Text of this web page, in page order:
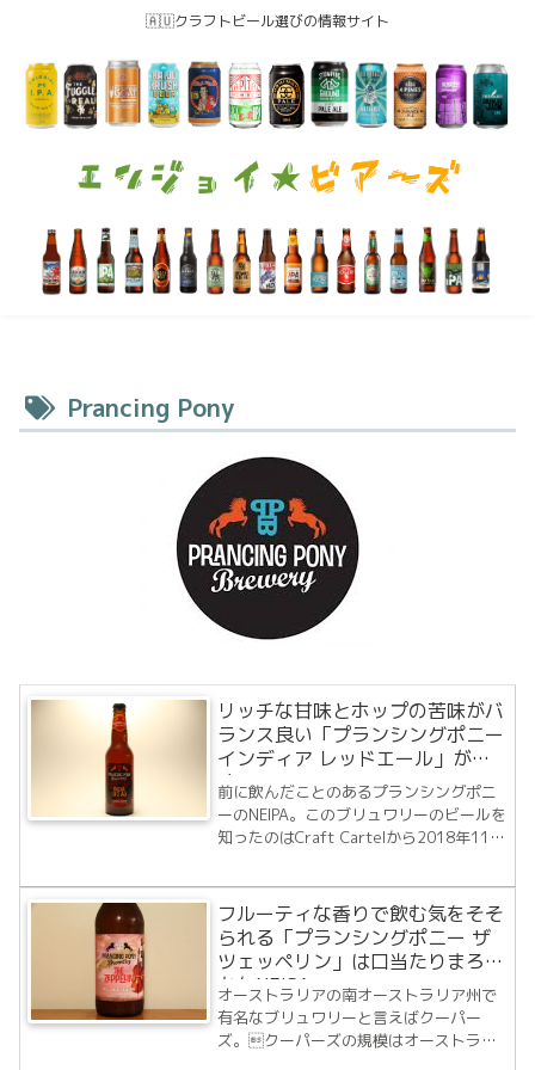
🇦🇺クラフトビール選びの情報サイト
Prancing Pony
リッチな甘味とホップの苦味がバ
ランス良い「プランシングポニー
インディア レッドエール」が美
味い！
前に飲んだことのあるプランシングポニ
ーのNEIPA。このブリュワリーのビールを
知ったのはCraft Cartelから2018年11月
てきたことからでした。私好みの味わい
でボトルショップにいった際に他のビー
ルがないかどうか探して...
フルーティな香りで飲む気をそそ
られる「プランシングポニー ザ
ツェッペリン」は口当たりまろや
かなNEIPA
オーストラリアの南オーストラリア州で
有名なブリュワリーと言えばクーパー
ズ。クーパーズの規模はオーストラリ